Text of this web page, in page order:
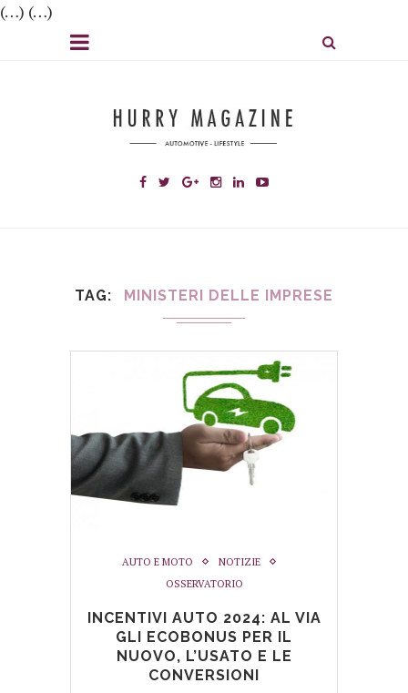
(…) (…)
TAG MINISTERI DELLE IMPRESE
AUTO E MOTO
NOTIZIE
OSSERVATORIO
INCENTIVI AUTO 2024: AL VIA
GLI ECOBONUS PER IL
NUOVO, L’USATO E LE
CONVERSIONI